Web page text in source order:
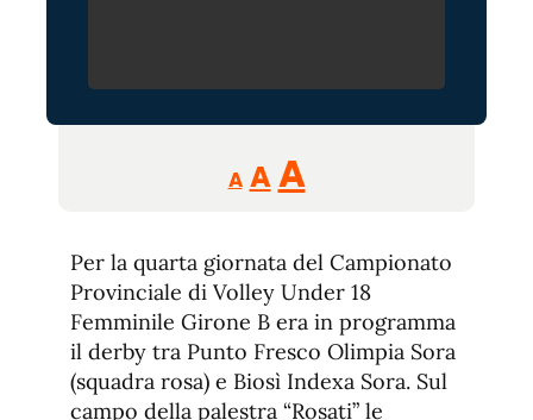
A
Reducir
tamaño
A Restablecer
de
fuente
AAumentar
de
fuente.
Per la quarta giornata del Campionato
Provinciale di Volley Under 18
Femminile Girone B era in programma
il derby tra Punto Fresco Olimpia Sora
(squadra rosa) e Biosì Indexa Sora. Sul
campo della palestra “Rosati” le